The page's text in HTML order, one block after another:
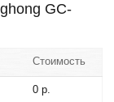
GC-
Стоимость
0 р.